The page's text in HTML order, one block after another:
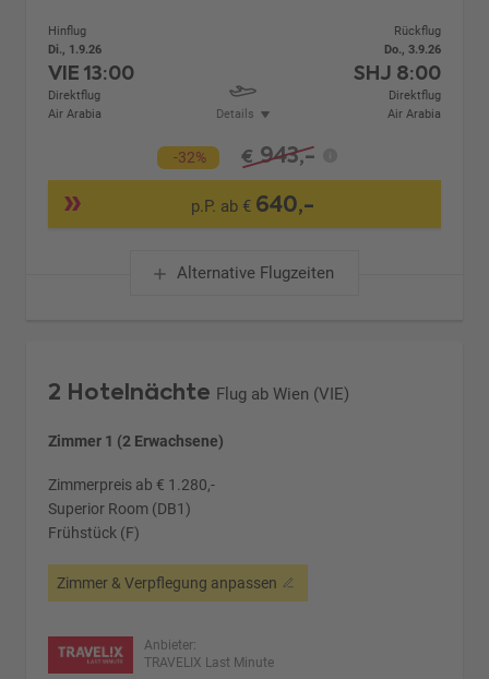
Hinflug
Di., 1.9.26
VIE13:00
Direktflug
Air Arabia
Details
Rückflug
Do., 3.9.26
SHJ 8:00
Direktflug
Air Arabia
-32% € 943,-
p.P. ab € 640,-
Alternative Flugzeiten
2 Hotelnächte Flug ab Wien (VIE)
Zimmer 1 (2 Erwachsene)
Zimmerpreis ab € 1.280,-
Superior Room (DB1)
Frühstück (F)
Zimmer & Verpflegung anpassen
Anbieter:
TRAVELIX Last Minute